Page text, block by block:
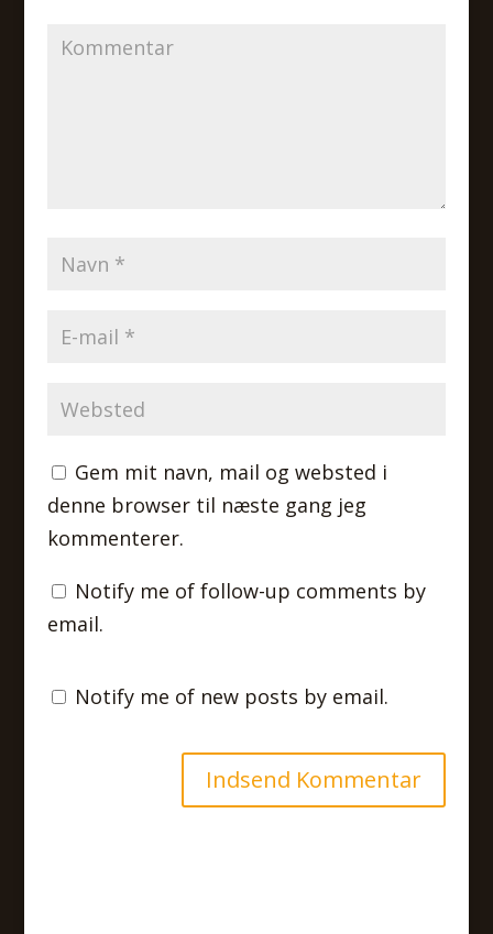
Gem mit navn, mail og websted i
denne browser til næste gang jeg
kommenterer.
Notify me of follow-up comments by
email.
Notify me of new posts by email.